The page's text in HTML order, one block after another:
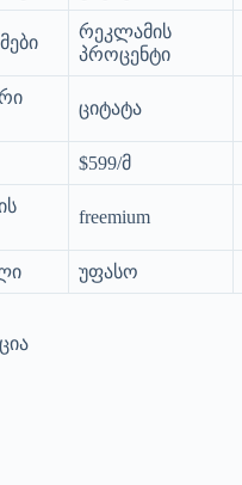
რეკლამის
პროცენტი
ციტატა
$599/მ
freemium
უფასო